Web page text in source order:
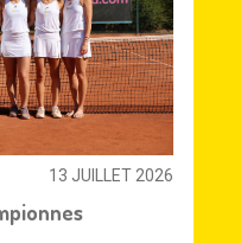
13 JUILLET 2026